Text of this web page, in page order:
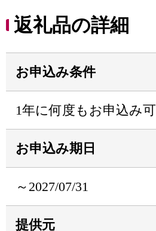
返礼品の詳細
お申込み条件
1年に何度もお申込み可
お申込み期日
～2027/07/31
提供元